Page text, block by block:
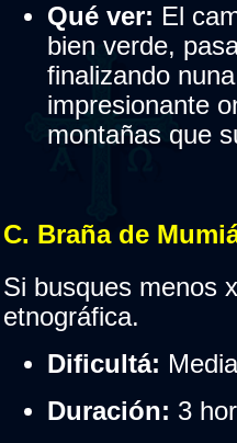
Qué ver: El
bien verde,
finalizando
impresionante
montañas que
C. Braña de
Si busques menos
etnográfica.
Dificultá:
Duración: 3